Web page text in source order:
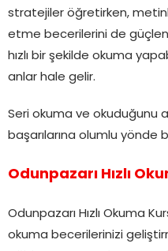
stratejiler öğretirken,
etme becerilerini de
hızlı bir şekilde okuma
anlar hale gelir.
Seri okuma ve okuduğunu
başarılarına olumlu yönde
Odunpazarı Hızlı
Odunpazarı Hızlı Okuma
okuma becerilerinizi